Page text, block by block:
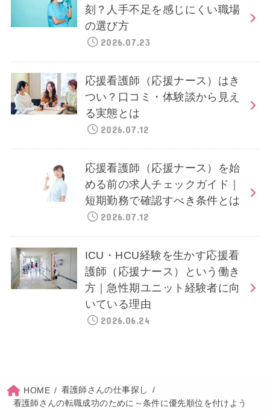
刻？人手不足を感じにくい職場
の選び方
2026.07.23
応援看護師（応援ナース）はき
つい？口コミ・体験談から見え
る実態とは
2026.07.12
応援看護師（応援ナース）を始
める前の求人チェックガイド｜
短期勤務で確認すべき条件とは
2026.07.12
ICU・HCU経験を生かす応援看
護師（応援ナース）という働き
方｜急性期ユニット経験者に向
いている理由
2026.06.24
HOME
看護師さんの仕事探し
看護師さんの転職成功のために～条件に優先順位を付けよう